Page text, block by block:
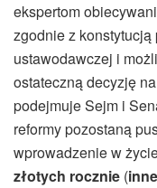
ekspertom
zgodnie z
ustawodawczej i
ostateczną decyzję
podejmuje Sejm i
reformy pozostaną
wprowadzenie w
złotych rocznie (